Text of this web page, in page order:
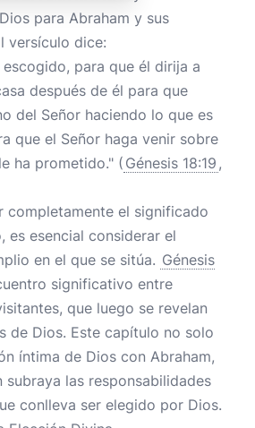
para Abraham y sus
versículo dice:
para que él dirija a
después de él para que
del Señor haciendo lo que es
que el Señor haga venir sobre
ha prometido." ( Génesis 18:19 ,
completamente el significado
es esencial considerar el
en el que se sitúa. Génesis
significativo entre
que luego se revelan
de Dios. Este capítulo no solo
íntima de Dios con Abraham,
subraya las responsabilidades
conlleva ser elegido por Dios.